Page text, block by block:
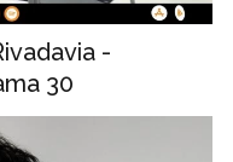
-
30